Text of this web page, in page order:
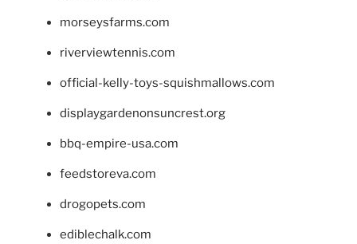
morseysfarms.com
riverviewtennis.com
official-kelly-toys-squishmallows.com
displaygardenonsuncrest.org
bbq-empire-usa.com
feedstoreva.com
drogopets.com
ediblechalk.com